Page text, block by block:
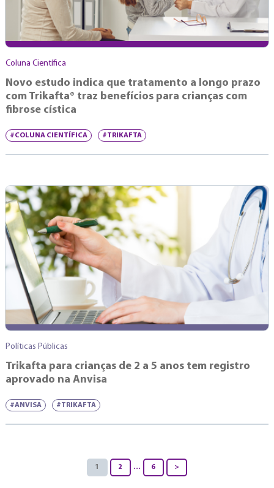
Coluna Científica
Novo estudo indica que tratamento a longo prazo
com Trikafta® traz benefícios para crianças com
fibrose cística
#COLUNA CIENTÍFICA #TRIKAFTA
Políticas Públicas
Trikafta para crianças de 2 a 5 anos tem registro
aprovado na Anvisa
#ANVISA #TRIKAFTA
1 2 … 6 >